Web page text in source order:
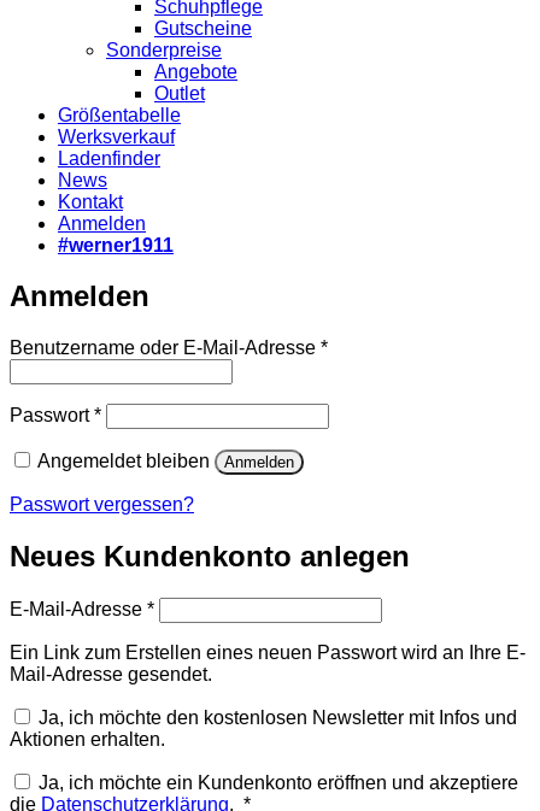
Schuhpflege
Gutscheine
Sonderpreise
Angebote
Outlet
Größentabelle
Werksverkauf
Ladenfinder
News
Kontakt
Anmelden
#werner1911
Anmelden
Benutzername oder E-Mail-Adresse *Erforderlich
Passwort*Erforderlich
Angemeldet bleiben Anmelden
Passwort vergessen?
Neues Kundenkonto anlegen
E-Mail-Adresse *Erforderlich
Ein Link zum Erstellen eines neuen Passwort wird an Ihre E-
Mail-Adresse gesendet.
Ja, ich möchte den kostenlosen Newsletter mit Infos und
Aktionen erhalten.
Ja, ich möchte ein Kundenkonto eröffnen und akzeptiere
die Datenschutzerklärung. *